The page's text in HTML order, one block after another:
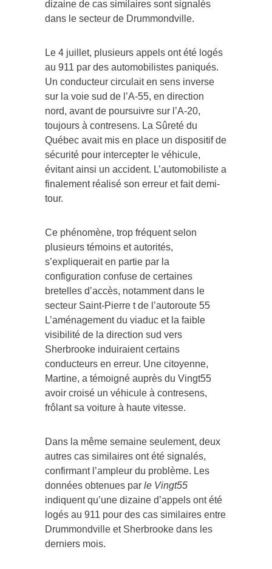
dizaine de cas similaires sont signalés
dans le secteur de Drummondville.
Le 4 juillet, plusieurs appels ont été logés
au 911 par des automobilistes paniqués.
Un conducteur circulait en sens inverse
sur la voie sud de l’A-55, en direction
nord, avant de poursuivre sur l’A-20,
toujours à contresens. La Sûreté du
Québec avait mis en place un dispositif de
sécurité pour intercepter le véhicule,
évitant ainsi un accident. L’automobiliste a
finalement réalisé son erreur et fait demi-
tour.
Ce phénomène, trop fréquent selon
plusieurs témoins et autorités,
s’expliquerait en partie par la
configuration confuse de certaines
bretelles d’accès, notamment dans le
secteur Saint-Pierre t de l’autoroute 55
L’aménagement du viaduc et la faible
visibilité de la direction sud vers
Sherbrooke induiraient certains
conducteurs en erreur. Une citoyenne,
Martine, a témoigné auprès du Vingt55
avoir croisé un véhicule à contresens,
frôlant sa voiture à haute vitesse.
Dans la même semaine seulement, deux
autres cas similaires ont été signalés,
confirmant l’ampleur du problème. Les
données obtenues par le Vingt55
indiquent qu’une dizaine d’appels ont été
logés au 911 pour des cas similaires entre
Drummondville et Sherbrooke dans les
derniers mois.